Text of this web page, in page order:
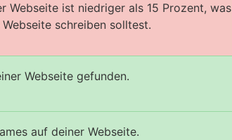
Webseite ist niedriger als 15 Prozent, was
schreiben solltest.
Webseite gefunden.
auf deiner Webseite.